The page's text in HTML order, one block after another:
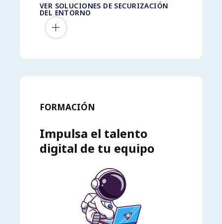
VER SOLUCIONES DE SECURIZACIÓN
DEL ENTORNO
FORMACIÓN
Impulsa el talento
digital de tu equipo